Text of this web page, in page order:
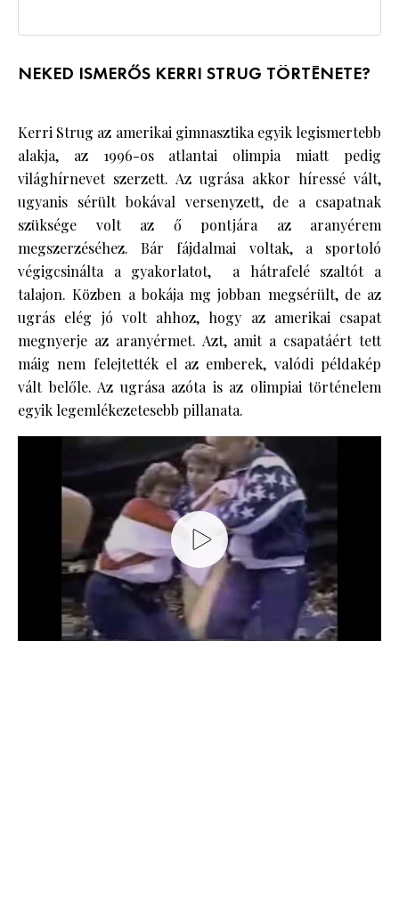
NEKED ISMERŐS KERRI STRUG TÖRTÉNETE?
Kerri Strug az amerikai gimnasztika egyik legismertebb
alakja, az 1996-os atlantai olimpia miatt pedig
világhírnevet szerzett. Az ugrása akkor híressé vált,
ugyanis sérült bokával versenyzett, de a csapatnak
szüksége volt az ő pontjára az aranyérem
megszerzéséhez. Bár fájdalmai voltak, a sportoló
végigcsinálta a gyakorlatot, a hátrafelé szaltót a
talajon. Közben a bokája mg jobban megsérült, de az
ugrás elég jó volt ahhoz, hogy az amerikai csapat
megnyerje az aranyérmet. Azt, amit a csapatáért tett
máig nem felejtették el az emberek, valódi példakép
vált belőle. Az ugrása azóta is az olimpiai történelem
egyik legemlékezetesebb pillanata.